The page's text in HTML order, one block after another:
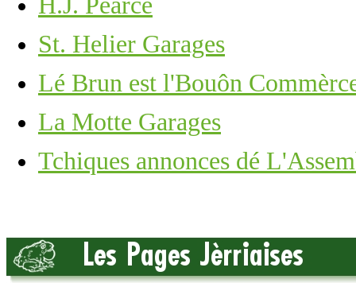
St. Helier Garages
Lé Brun est l'Bouôn
La Motte Garages
Tchiques annonces dé